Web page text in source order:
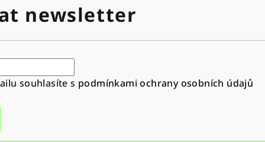
newsletter
souhlasíte s podmínkami ochrany osobních údajů